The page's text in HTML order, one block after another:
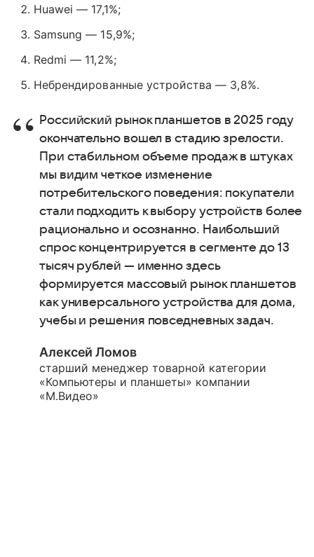
Huawei — 17,1%;
Samsung — 15,9%;
Redmi — 11,2%;
Небрендированные устройства — 3,8%.
Российский рынок планшетов в 2025 году
окончательно вошел в стадию зрелости.
При стабильном объеме продаж в штуках
мы видим четкое изменение
потребительского поведения: покупатели
стали подходить к выбору устройств более
рационально и осознанно. Наибольший
спрос концентрируется в сегменте до 13
тысяч рублей — именно здесь
формируется массовый рынок планшетов
как универсального устройства для дома,
учебы и решения повседневных задач.
Алексей Ломов
старший менеджер товарной категории
«Компьютеры и планшеты» компании
«М.Видео»